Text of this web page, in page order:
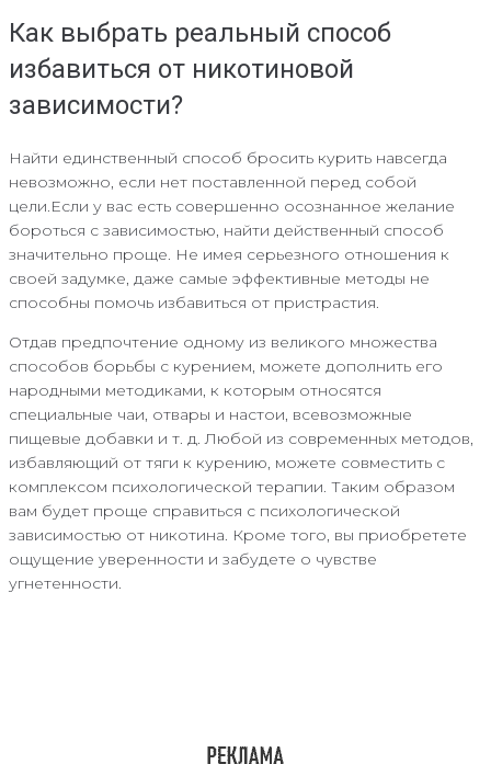
Как выбрать реальный способ
избавиться от никотиновой
зависимости?
Найти единственный способ бросить курить навсегда
невозможно, если нет поставленной перед собой
цели.Если у вас есть совершенно осознанное желание
бороться с зависимостью, найти действенный способ
значительно проще. Не имея серьезного отношения к
своей задумке, даже самые эффективные методы не
способны помочь избавиться от пристрастия.
Отдав предпочтение одному из великого множества
способов борьбы с курением, можете дополнить его
народными методиками, к которым относятся
специальные чаи, отвары и настои, всевозможные
пищевые добавки и т. д. Любой из современных методов,
избавляющий от тяги к курению, можете совместить с
комплексом психологической терапии. Таким образом
вам будет проще справиться с психологической
зависимостью от никотина. Кроме того, вы приобретете
ощущение уверенности и забудете о чувстве
угнетенности.